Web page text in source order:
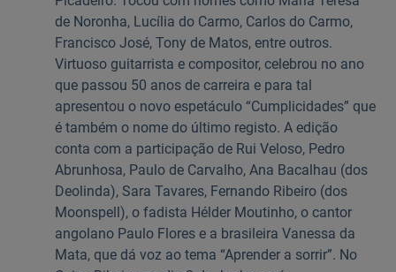
de Noronha, Lucília do Carmo, Carlos do Carmo,
Francisco José, Tony de Matos, entre outros.
Virtuoso guitarrista e compositor, celebrou no ano
que passou 50 anos de carreira e para tal
apresentou o novo espetáculo “Cumplicidades” que
é também o nome do último registo. A edição
conta com a participação de Rui Veloso, Pedro
Abrunhosa, Paulo de Carvalho, Ana Bacalhau (dos
Deolinda), Sara Tavares, Fernando Ribeiro (dos
Moonspell), o fadista Hélder Moutinho, o cantor
angolano Paulo Flores e a brasileira Vanessa da
Mata, que dá voz ao tema “Aprender a sorrir”. No